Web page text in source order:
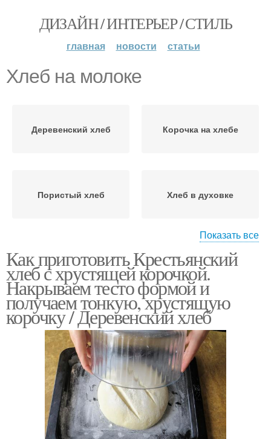
ДИЗАЙН / ИНТЕРЬЕР / СТИЛЬ
главная новости статьи
Хлеб на молоке
Деревенский хлеб Корочка на хлебе
Пористый хлеб Хлеб в духовке
Домашний хлеб Хлеб на сухих дрожжах
Хлеб на свежих
дрожжах
Хлеб без дрожжей
Хлеб на сметане Хлеб из гречневой муки
Показать все
Как приготовить Крестьянский
хлеб с хрустящей корочкой.
Накрываем тесто формой и
получаем тонкую, хрустящую
корочку / Деревенский хлеб